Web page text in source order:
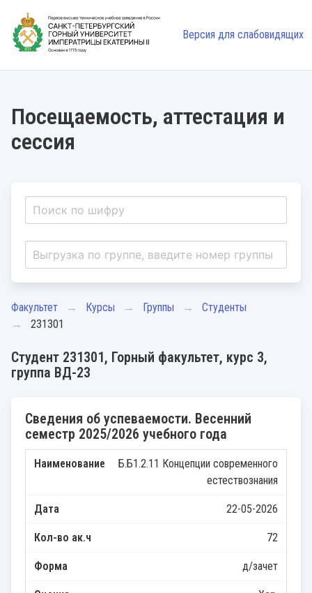
Версия для слабовидящих
Посещаемость, аттестация и
сессия
Факультет Курсы Группы
Студенты
231301
Студент 231301, Горный факультет, курс 3,
группа ВД-23
Сведения об успеваемости. Весенний
семестр 2025/2026 учебного года
Б.Б1.2.11 Концепции современного
естествознания
22-05-2026
72
д/зачет